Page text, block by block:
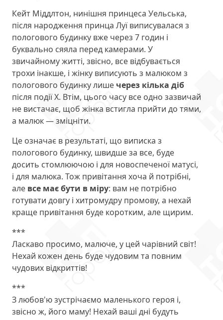
Кейт Міддлтон, нинішня принцеса Уельська,
після народження принца Луї виписувалася з
пологового будинку вже через 7 годин і
буквально сяяла перед камерами. У
звичайному житті, звісно, все відбувається
трохи інакше, і жінку виписують з малюком з
пологового будинку лише через кілька діб
після події Х. Втім, цього часу все одно зазвичай
не вистачає, щоб жінка встигла прийти до тями,
а малюк — зміцніти.
Це означає в результаті, що виписка з
пологового будинку, швидше за все, буде
досить стомлюючою і для новоспеченої матусі,
і для малюка. Тож привітання хоча й потрібні,
але все має бути в міру: вам не потрібно
готувати довгу і хитромудру промову, а нехай
краще привітання буде коротким, але щирим.
***
Ласкаво просимо, малюче, у цей чарівний світ!
Нехай кожен день буде чудовим та повним
чудових відкриттів!
***
З любов'ю зустрічаємо маленького героя і,
звісно ж, його маму! Нехай ваші дні будуть